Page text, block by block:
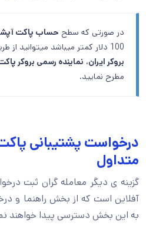
در صورتی که سطح حساب پاکت
100 دلار کمتر میباشد میتوانید از طریق ارتباط با
بروکر ایران، نماینده رسمی بروکر
مطرح نمایید.
درخواست پشتیبانی
متداول
گزینه ی دیگر معامله گران ثبت
آفلاین است که از بخش راهنما و
به این بخش دسترسی پیدا خواهند